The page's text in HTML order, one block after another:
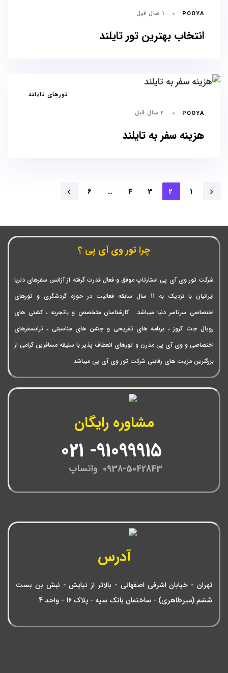
POOYA 1 سال قبل
انتخاب بهترین تور تایلند
تورهای تایلند
POOYA 2 سال قبل
هزینه سفر به تایلند
1
2
3
4
…
6
چرا تور وی آی پی ؟
شرکت تور وی آی پی استارتاپ موفق و فعال قدرت گرفته از آژانس سفرهای دلربا
ایرانیان با نزدیک به 11 سال سابقه فعالیت در حوزه گردشگری و تورهای
اختصاصی سرتاسر دنیا میباشد . کارشناسان متخصص و باتجربه ، کشتی های
رویال جت کروز ، برنامه های تفریحی و جشن های مناسبتی ، ترانسفرهای
اختصاصی و وی آی پی مدرن و تورهای انعطاف پذیر با سلیقه مسافرین گرامی از
بزرگترین مزیت های رقابتی شرکت تور وی آی پی میباشد
مشاوره رایگان
0938-5042843 واتساپ
آدرس
تهران - خیابان اشرفی اصفهانی - بالاتر از نیایش - نبش بن بست
ششم (میرطاهری) - ساختمان بانک سپه - پلاک 16 - واحد 4